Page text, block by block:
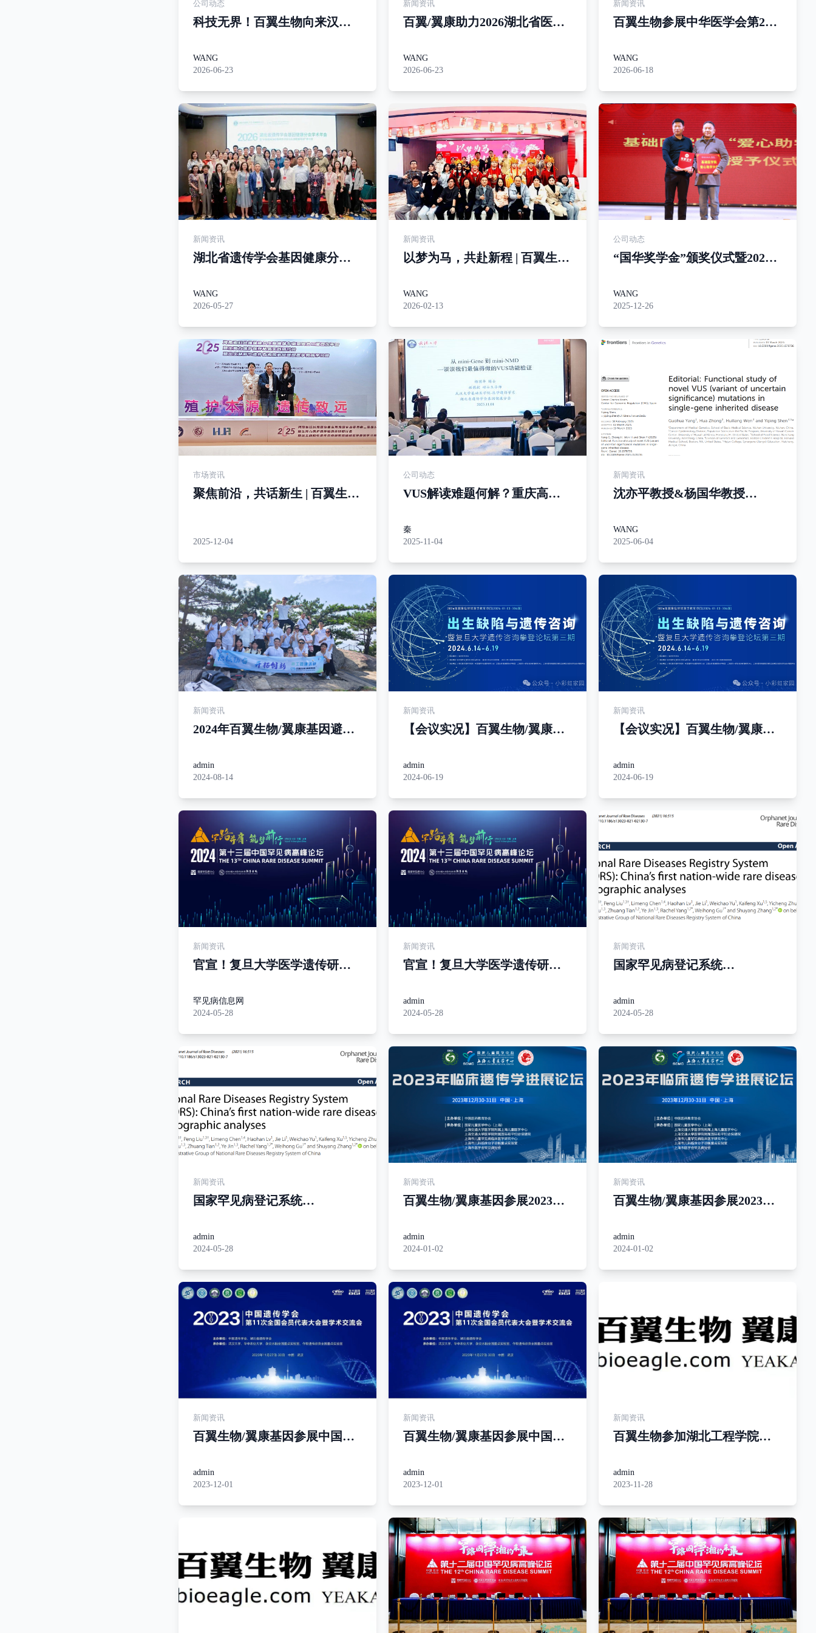
公司动态
科技无界！百翼生物向来汉交
WANG
2026-06-23
新闻资讯
百翼/翼康助力2026湖北省医学
焦功能验证技术，推动精准诊
疗发展
WANG
2026-06-23
新闻资讯
百翼生物参展中华医学会第23
享“从Mini-Gene到Mini-
NMD”技术成果
WANG
2026-06-18
新闻资讯
湖北省遗传学会基因健康分会
WANG
2026-05-27
新闻资讯
以梦为马，共赴新程 | 百翼生
闭幕
WANG
2026-02-13
公司动态
“国华奖学金”颁奖仪式暨2026
他弹唱《追梦人》燃爆全场
WANG
2025-12-26
市场资讯
聚焦前沿，共话新生 | 百翼生物
2025-12-04
公司动态
VUS解读难题何解？重庆高峰
秦
2025-11-04
新闻资讯
沈亦平教授&杨国华教授
论：解密遗传病基因VUS突变
的功能，破解遗传密码最后一
公里
WANG
2025-06-04
新闻资讯
2024年百翼生物/翼康基因避暑
admin
2024-08-14
新闻资讯
【会议实况】百翼生物/翼康基
询攀登论坛
admin
2024-06-19
新闻资讯
【会议实况】百翼生物/翼康基
询攀登论坛
admin
2024-06-19
新闻资讯
官宣！复旦大学医学遗传研究
铃式，关注儿童罕见病
罕见病信息网
2024-05-28
新闻资讯
官宣！复旦大学医学遗传研究
铃式，关注儿童罕见病
admin
2024-05-28
新闻资讯
国家罕见病登记系统
罕见病人口统计分析
admin
2024-05-28
新闻资讯
国家罕见病登记系统
罕见病人口统计分析
admin
2024-05-28
新闻资讯
百翼生物/翼康基因参展2023临
admin
2024-01-02
新闻资讯
百翼生物/翼康基因参展2023临
admin
2024-01-02
新闻资讯
百翼生物/翼康基因参展中国遗
大会暨学术交流会
admin
2023-12-01
新闻资讯
百翼生物/翼康基因参展中国遗
大会暨学术交流会
admin
2023-12-01
新闻资讯
百翼生物参加湖北工程学院校
admin
2023-11-28